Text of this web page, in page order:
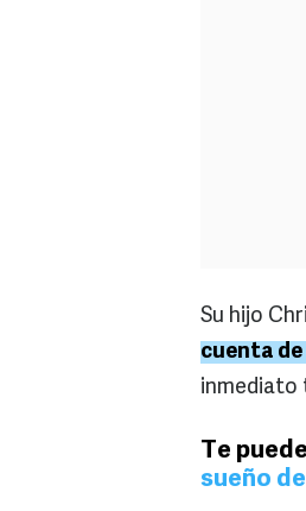
Su hijo
cuenta
inmediato
Te
sueño